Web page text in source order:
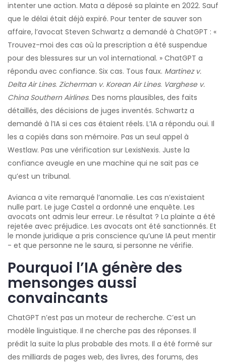
intenter une action. Mata a déposé sa plainte en 2022. Sauf
que le délai était déjà expiré. Pour tenter de sauver son
affaire, l’avocat Steven Schwartz a demandé à ChatGPT : «
Trouvez-moi des cas où la prescription a été suspendue
pour des blessures sur un vol international. » ChatGPT a
répondu avec confiance. Six cas. Tous faux. Martinez v.
Delta Air Lines. Zicherman v. Korean Air Lines. Varghese v.
China Southern Airlines. Des noms plausibles, des faits
détaillés, des décisions de juges inventés. Schwartz a
demandé à l’IA si ces cas étaient réels. L’IA a répondu oui. Il
les a copiés dans son mémoire. Pas un seul appel à
Westlaw. Pas une vérification sur LexisNexis. Juste la
confiance aveugle en une machine qui ne sait pas ce
qu’est un tribunal.
Avianca a vite remarqué l’anomalie. Les cas n’existaient
nulle part. Le juge Castel a ordonné une enquête. Les
avocats ont admis leur erreur. Le résultat ? La plainte a été
rejetée avec préjudice. Les avocats ont été sanctionnés. Et
le monde juridique a pris conscience qu’une IA peut mentir
- et que personne ne le saura, si personne ne vérifie.
Pourquoi l’IA génère des
mensonges aussi
convaincants
ChatGPT n’est pas un moteur de recherche. C’est un
modèle linguistique. Il ne cherche pas des réponses. Il
prédit la suite la plus probable des mots. Il a été formé sur
des milliards de pages web, des livres, des forums, des